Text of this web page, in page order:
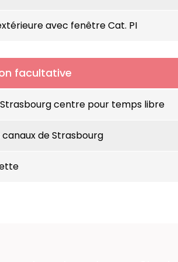
:2012
: grande fenêtre
qui ne s'ouvre pas
avec fenêtre Cat. PI
facultative
centre pour temps libre
canaux de Strasbourg